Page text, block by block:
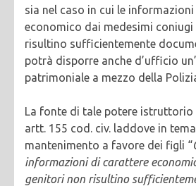
sia nel caso in cui le
economico dai medesimi
risultino sufficientemente
potrà disporre anche d’ufficio
patrimoniale a mezzo della
La fonte di tale potere istruttorio
artt. 155 cod. civ. laddove in
mantenimento a favore dei figli “
informazioni di carattere
genitori non risultino